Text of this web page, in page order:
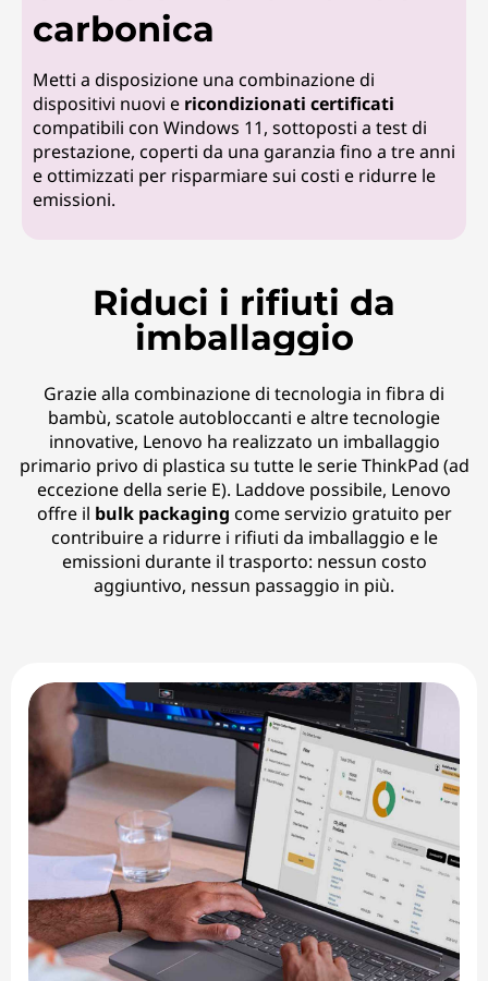
carbonica
Metti a disposizione una combinazione di
dispositivi nuovi e ricondizionati certificati
compatibili con Windows 11, sottoposti a test di
prestazione, coperti da una garanzia fino a tre anni
e ottimizzati per risparmiare sui costi e ridurre le
emissioni.
Riduci i rifiuti da
imballaggio
Grazie alla combinazione di tecnologia in fibra di
bambù, scatole autobloccanti e altre tecnologie
innovative, Lenovo ha realizzato un imballaggio
primario privo di plastica su tutte le serie ThinkPad (ad
eccezione della serie E). Laddove possibile, Lenovo
offre il bulk packaging come servizio gratuito per
contribuire a ridurre i rifiuti da imballaggio e le
emissioni durante il trasporto: nessun costo
aggiuntivo, nessun passaggio in più.